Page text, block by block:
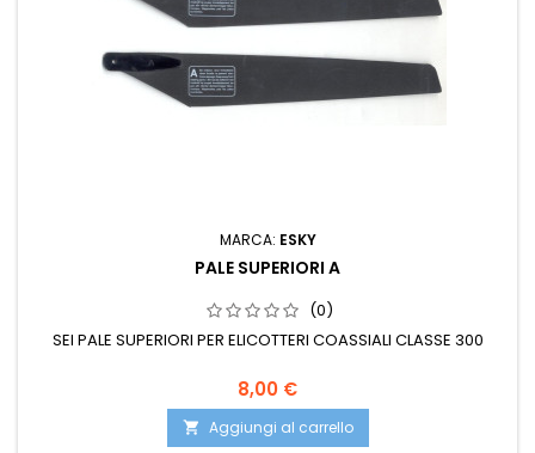
MARCA: ESKY
PALE SUPERIORI A
(0)
SEI PALE SUPERIORI PER ELICOTTERI COASSIALI CLASSE 300
8,00 €
 Aggiungi al carrello